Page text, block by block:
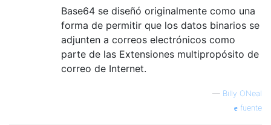
Base64 se diseñó originalmente como una
forma de permitir que los datos binarios se
adjunten a correos electrónicos como
parte de las Extensiones multipropósito de
correo de Internet.
— Billy ONeal
fuente